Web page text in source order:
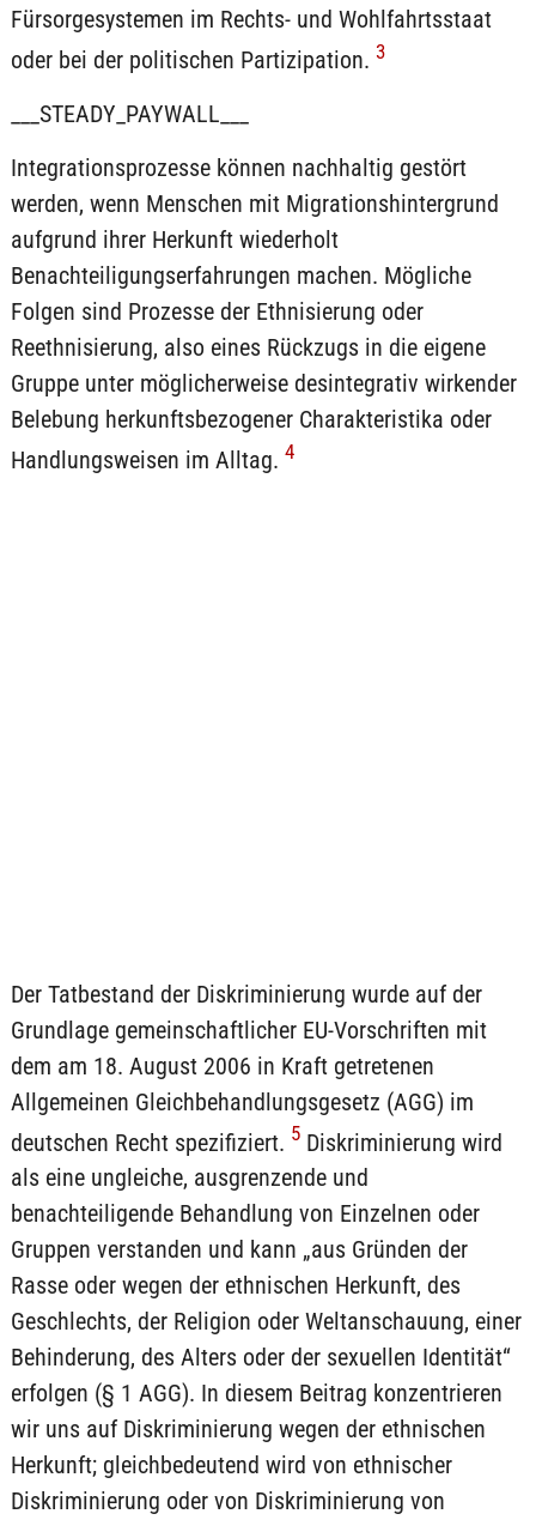
Fürsorgesystemen im Rechts- und Wohlfahrtsstaat
oder bei der politischen Partizipation. 3
___STEADY_PAYWALL___
Integrationsprozesse können nachhaltig gestört
werden, wenn Menschen mit Migrationshintergrund
aufgrund ihrer Herkunft wiederholt
Benachteiligungserfahrungen machen. Mögliche
Folgen sind Prozesse der Ethnisierung oder
Reethnisierung, also eines Rückzugs in die eigene
Gruppe unter möglicherweise desintegrativ wirkender
Belebung herkunftsbezogener Charakteristika oder
Handlungsweisen im Alltag. 4
Der Tatbestand der Diskriminierung wurde auf der
Grundlage gemeinschaftlicher EU-Vorschriften mit
dem am 18. August 2006 in Kraft getretenen
Allgemeinen Gleichbehandlungsgesetz (AGG) im
deutschen Recht spezifiziert. 5Diskriminierung wird
als eine ungleiche, ausgrenzende und
benachteiligende Behandlung von Einzelnen oder
Gruppen verstanden und kann „aus Gründen der
Rasse oder wegen der ethnischen Herkunft, des
Geschlechts, der Religion oder Weltanschauung, einer
Behinderung, des Alters oder der sexuellen Identität“
erfolgen (§ 1 AGG). In diesem Beitrag konzentrieren
wir uns auf Diskriminierung wegen der ethnischen
Herkunft; gleichbedeutend wird von ethnischer
Diskriminierung oder von Diskriminierung von